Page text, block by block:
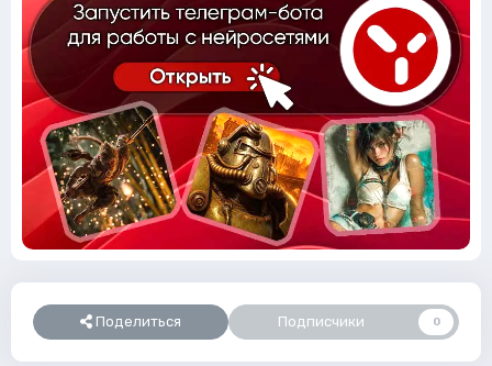
Поделиться Подписчики 0